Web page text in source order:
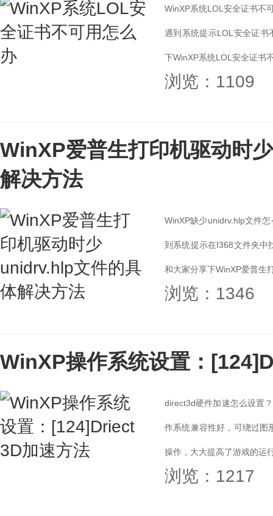
WinXP系统LOL安全证书不
遇到系统提示LOL安全证书
下WinXP系统LOL安全证书
浏览：1109
WinXP爱普生打印机驱动时
解决方法
WinXP缺少unidrv.hlp文件
到系统提示在I368文件夹中
和大家分享下WinXP爱普生
浏览：1346
WinXP操作系统设置：
direct3d硬件加速怎么设置
作系统兼容性好，可绕过图
操作，大大提高了游戏的运
浏览：1217